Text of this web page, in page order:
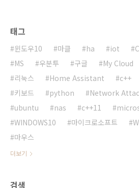
태그
윈도우10 마클 ha iot
MS
우분투 구글 My Cloud
리눅스
Home Assistant c++
키보드
python Network
ubuntu
nas c++11
WINDOWS10
마이크로소프트
마우스
더보기
검색